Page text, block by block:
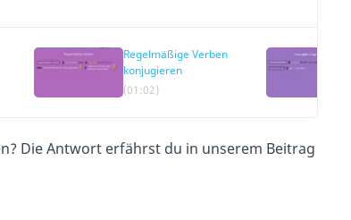
Regelmäßige Verben
konjugieren
(01:02)
Die Antwort erfährst du in unserem Beitrag